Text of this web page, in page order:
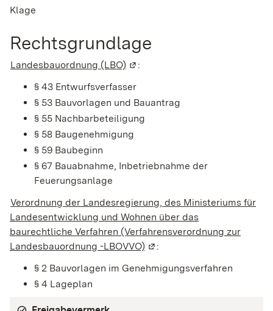
Klage
Rechtsgrundlage
Landesbauordnung (LBO) (Wird in einem neuen Fenster
:
§ 43 Entwurfsverfasser
§ 53 Bauvorlagen und Bauantrag
§ 55 Nachbarbeteiligung
§ 58 Baugenehmigung
§ 59 Baubeginn
§ 67 Bauabnahme, Inbetriebnahme der
Feuerungsanlage
Verordnung der Landesregierung, des Ministeriums für
Landesentwicklung und Wohnen über das
baurechtliche Verfahren (Verfahrensverordnung zur
Landesbauordnung -LBOVVO) (Wird in einem neuen
:
§ 2 Bauvorlagen im Genehmigungsverfahren
§ 4 Lageplan